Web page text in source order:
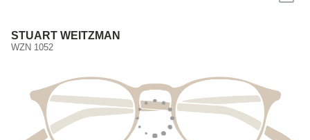
STUART WEITZMAN
WZN 1052